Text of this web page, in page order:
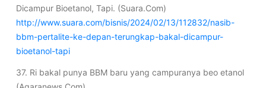
Dicampur Bioetanol, Tapi. (Suara.Com)
http://www.suara.com/bisnis/2024/02/13/112832/nasib-
bbm-pertalite-ke-depan-terungkap-bakal-dicampur-
bioetanol-tapi
37. Ri bakal punya BBM baru yang campuranya beo etanol